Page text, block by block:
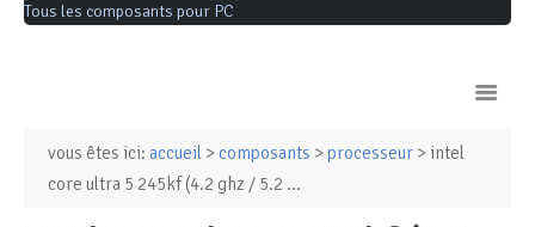
Tous les composants pour PC
Ordinateurs & Tablettes
vous êtes ici: accueil > composants > processeur > intel
core ultra 5 245kf (4.2 ghz / 5.2 ...